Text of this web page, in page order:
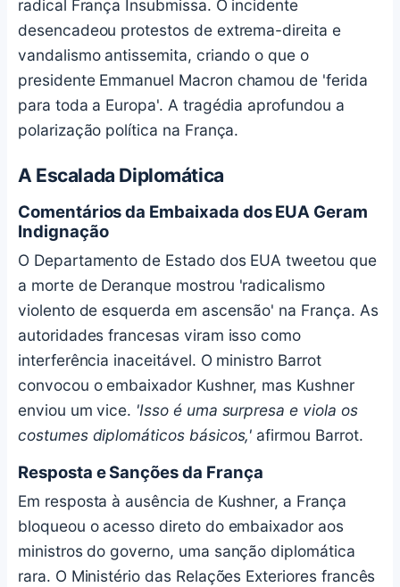
radical França Insubmissa. O incidente
desencadeou protestos de extrema-direita e
vandalismo antissemita, criando o que o
presidente Emmanuel Macron chamou de 'ferida
para toda a Europa'. A tragédia aprofundou a
polarização política na França.
A Escalada Diplomática
Comentários da Embaixada dos EUA Geram
Indignação
O Departamento de Estado dos EUA tweetou que
a morte de Deranque mostrou 'radicalismo
violento de esquerda em ascensão' na França. As
autoridades francesas viram isso como
interferência inaceitável. O ministro Barrot
convocou o embaixador Kushner, mas Kushner
enviou um vice. 'Isso é uma surpresa e viola os
costumes diplomáticos básicos,' afirmou Barrot.
Resposta e Sanções da França
Em resposta à ausência de Kushner, a França
bloqueou o acesso direto do embaixador aos
ministros do governo, uma sanção diplomática
rara. O Ministério das Relações Exteriores francês